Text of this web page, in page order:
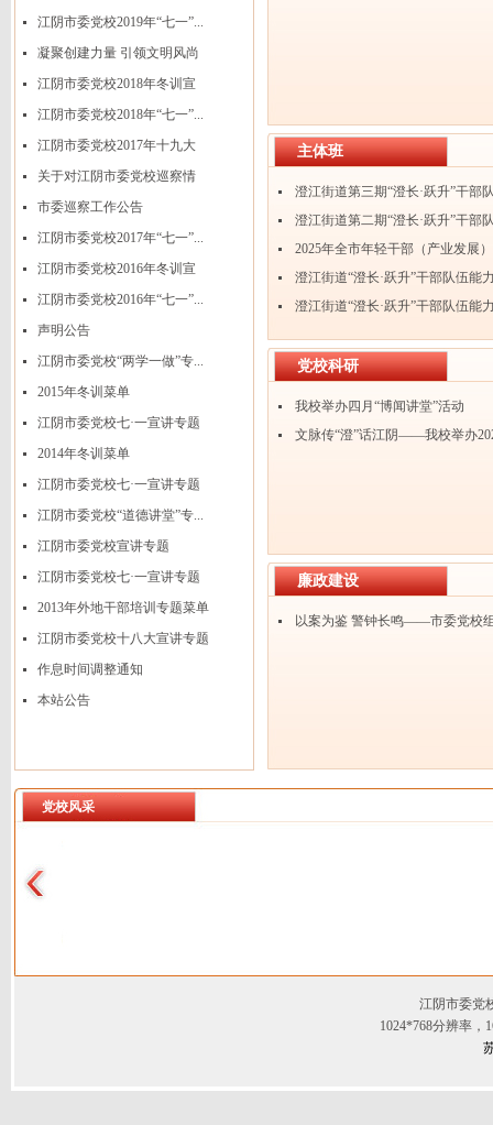
讲...
江阴市委党校2019年“七一”...
凝聚创建力量 引领文明风尚
江阴市委党校2018年冬训宣
讲...
江阴市委党校2018年“七一”...
江阴市委党校2017年十九大
宣...
关于对江阴市委党校巡察情
况...
市委巡察工作公告
江阴市委党校2017年“七一”...
江阴市委党校2016年冬训宣
讲...
江阴市委党校2016年“七一”...
声明公告
江阴市委党校“两学一做”专...
2015年冬训菜单
江阴市委党校七·一宣讲专题
2014年冬训菜单
江阴市委党校七·一宣讲专题
江阴市委党校“道德讲堂”专...
江阴市委党校宣讲专题
江阴市委党校七·一宣讲专题
2013年外地干部培训专题菜单
江阴市委党校十八大宣讲专题
作息时间调整通知
本站公告
主体班
澄江街道第三期“澄长·跃升”干部
澄江街道第二期“澄长·跃升”干部
2025年全市年轻干部（产业发展
班...
澄江街道“澄长·跃升”干部队伍能
澄江街道“澄长·跃升”干部队伍能
党校科研
我校举办四月“博闻讲堂”活动
文脉传“澄”话江阴——我校举办
廉政建设
以案为鉴 警钟长鸣——市委党校
党校风采
江阴市委党
1024*768分辨率，